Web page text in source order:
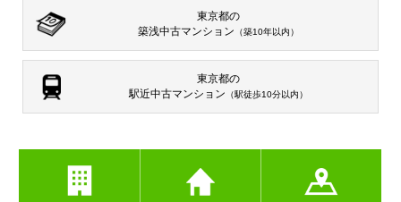
東京都の
築浅中古マンション （築10年以内）
東京都の
駅近中古マンション （駅徒歩10分以内）